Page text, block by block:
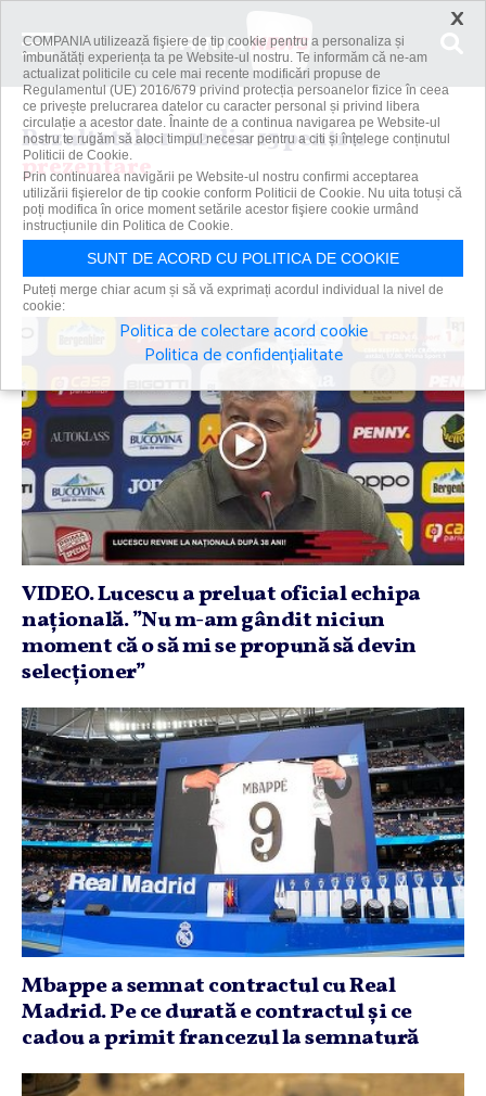
Rezultatele 1 - 12 din 13 pentru
prezentare
Caută
VIDEO. Lucescu a preluat oficial echipa
naţională. ”Nu m-am gândit niciun
moment că o să mi se propună să devin
selecţioner”
Mbappe a semnat contractul cu Real
Madrid. Pe ce durată e contractul şi ce
cadou a primit francezul la semnatură
×
COMPANIA utilizează fişiere de tip cookie pentru a personaliza și
îmbunătăți experiența ta pe Website-ul nostru. Te informăm că ne-am
actualizat politicile cu cele mai recente modificări propuse de
Regulamentul (UE) 2016/679 privind protecția persoanelor fizice în ceea
ce privește prelucrarea datelor cu caracter personal și privind libera
circulație a acestor date. Înainte de a continua navigarea pe Website-ul
nostru te rugăm să aloci timpul necesar pentru a citi și înțelege conținutul
Politicii de Cookie.
Prin continuarea navigării pe Website-ul nostru confirmi acceptarea
utilizării fişierelor de tip cookie conform Politicii de Cookie. Nu uita totuși că
poți modifica în orice moment setările acestor fişiere cookie urmând
instrucțiunile din Politica de Cookie.
SUNT DE ACORD CU POLITICA DE COOKIE
Puteți merge chiar acum și să vă exprimați acordul individual la nivel de
cookie:
Politica de colectare acord cookie
Politica de confidențialitate